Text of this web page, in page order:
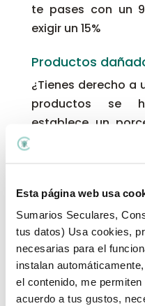
Esta página web usa
Sumarios Seculares,
tus datos) Usa cookies,
necesarias para el
instalan
el contenido, me
acuerdo a tus gustos,
te pases con un
exigir un 15%
Productos
¿Tienes derecho a
productos se
establece un
no lo digas y ya,
devolución de los
también
compensación.
aaaaay es que
mañana y un